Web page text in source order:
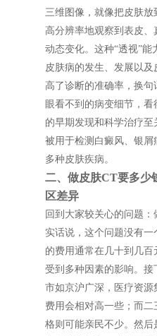
三维图像，就像把皮肤放
高分辨率地观察到表皮
动态变化。这种“透视”
皮肤病的发生、发展以
高了诊断的准确率，换
眼看不到的病变细节，
的早期发现和科学治疗
被用于检测白癜风、银
多种皮肤疾病。
二、做皮肤CT要多少
区差异
回到大家较关心的问题：
实话说，这个问题没有一
的费用通常在几十到几
受到多种因素的影响。
市如京沪广深，医疗资
费用会相对高一些；而
格则可能亲民不少。然后